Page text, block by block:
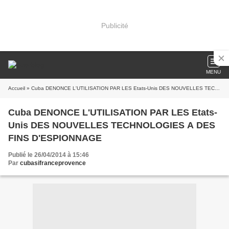
Publicité
MENU
Accueil » Cuba DENONCE L'UTILISATION PAR LES Etats-Unis DES NOUVELLES TECHNOLOGIES A DES FINS D'ESPIONNAGE
Cuba DENONCE L'UTILISATION PAR LES Etats-
Unis DES NOUVELLES TECHNOLOGIES A DES
FINS D'ESPIONNAGE
Publié le 26/04/2014 à 15:46
Par cubasifranceprovence